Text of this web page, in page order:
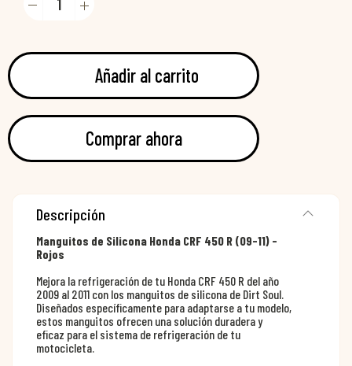
Añadir al carrito
Comprar ahora
Descripción
Manguitos de Silicona Honda CRF 450 R (09-11) -
Rojos
Mejora la refrigeración de tu Honda CRF 450 R del año
2009 al 2011 con los manguitos de silicona de Dirt Soul.
Diseñados específicamente para adaptarse a tu modelo,
estos manguitos ofrecen una solución duradera y
eficaz para el sistema de refrigeración de tu
motocicleta.